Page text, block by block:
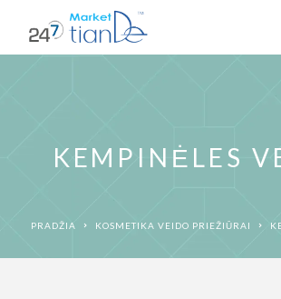
KEMPINĖLES
PRADŽIA KOSMETIKA VEIDO PRIEŽIŪRAI